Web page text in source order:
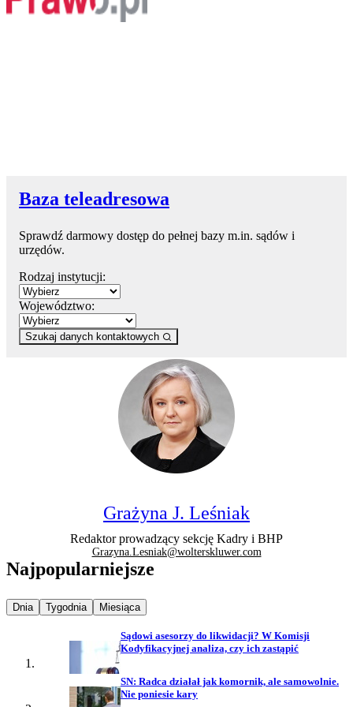
Baza teleadresowa
Sprawdź darmowy dostęp do pełnej bazy m.in. sądów i
urzędów.
Rodzaj instytucji:
Województwo:
Szukaj danych kontaktowych
Grażyna J. Leśniak
Redaktor prowadzący sekcję Kadry i BHP
Grazyna.Lesniak@wolterskluwer.com
Najpopularniejsze
Najpopularniejsze wiadomości z
Dnia Najpopularniejsze wiadomości z
Tygodnia Najpopularniejsze wiadomości z
Miesiąca
Sądowi asesorzy do likwidacji? W Komisji
Kodyfikacyjnej analiza, czy ich zastąpić
SN: Radca działał jak komornik, ale samowolnie.
Nie poniesie kary